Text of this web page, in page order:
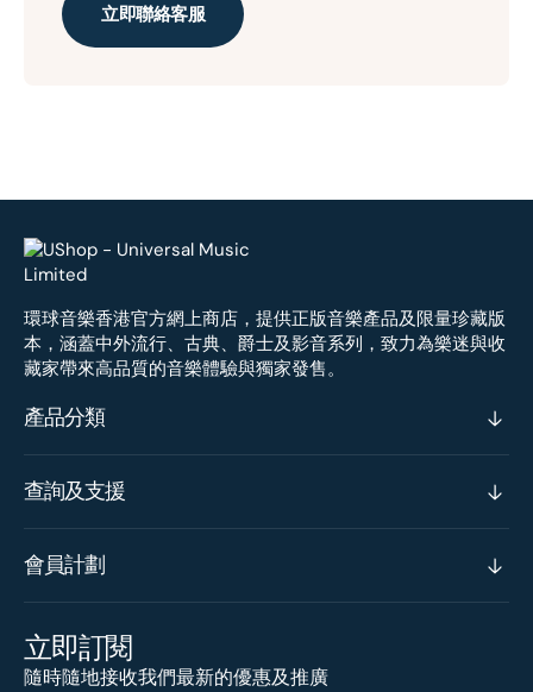
立即聯絡客服
環球音樂香港官方網上商店，提供正版音樂產品及限量珍藏版
本，涵蓋中外流行、古典、爵士及影音系列，致力為樂迷與收
藏家帶來高品質的音樂體驗與獨家發售。
產品分類
查詢及支援
會員計劃
立即訂閱
隨時隨地接收我們最新的優惠及推廣